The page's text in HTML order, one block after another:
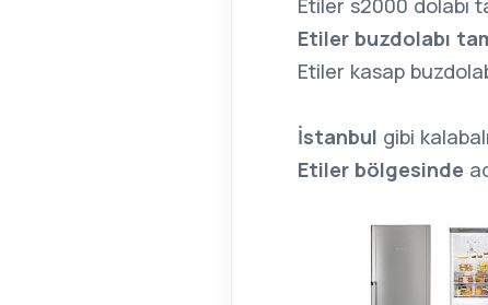
Etiler s2000 dolabı
Etiler buzdolabı
Etiler kasap
İstanbul gibi
Etiler bölgesinde